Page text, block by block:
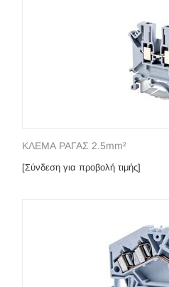
ΚΛΕΜΑ ΡΑΓΑΣ 2.5mm²
[Σύνδεση για προβολή τιμής]